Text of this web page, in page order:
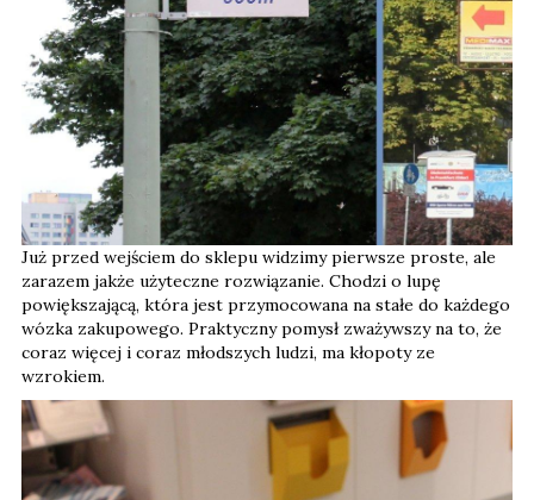
Już przed wejściem do sklepu widzimy pierwsze proste, ale
zarazem jakże użyteczne rozwiązanie. Chodzi o lupę
powiększającą, która jest przymocowana na stałe do każdego
wózka zakupowego. Praktyczny pomysł zważywszy na to, że
coraz więcej i coraz młodszych ludzi, ma kłopoty ze
wzrokiem.